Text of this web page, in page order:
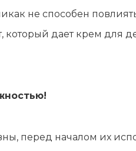
не способен повлиять
дает крем для
перед началом их